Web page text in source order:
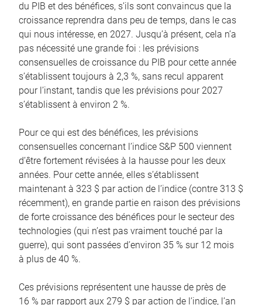
du PIB et des bénéfices, s’ils sont convaincus que la
croissance reprendra dans peu de temps, dans le cas
qui nous intéresse, en 2027. Jusqu’à présent, cela n’a
pas nécessité une grande foi : les prévisions
consensuelles de croissance du PIB pour cette année
s’établissent toujours à 2,3 %, sans recul apparent
pour l’instant, tandis que les prévisions pour 2027
s’établissent à environ 2 %.
Pour ce qui est des bénéfices, les prévisions
consensuelles concernant l’indice S&P 500 viennent
d’être fortement révisées à la hausse pour les deux
années. Pour cette année, elles s’établissent
maintenant à 323 $ par action de l’indice (contre 313 $
récemment), en grande partie en raison des prévisions
de forte croissance des bénéfices pour le secteur des
technologies (qui n’est pas vraiment touché par la
guerre), qui sont passées d’environ 35 % sur 12 mois
à plus de 40 %.
Ces prévisions représentent une hausse de près de
16 % par rapport aux 279 $ par action de l’indice, l’an